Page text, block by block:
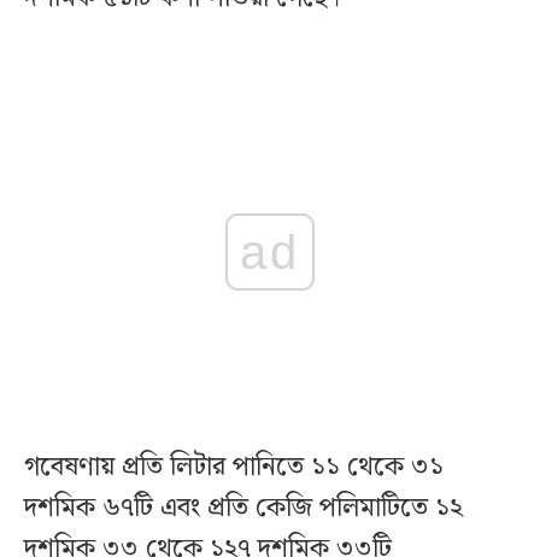
ad
গবেষণায় প্রতি লিটার পানিতে ১১ থেকে ৩১
দশমিক ৬৭টি এবং প্রতি কেজি পলিমাটিতে ১২